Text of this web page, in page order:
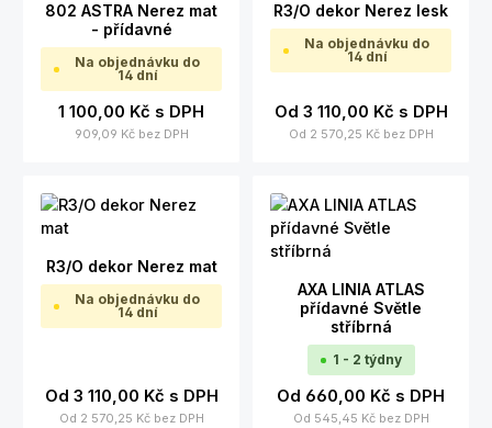
802 ASTRA Nerez mat
- přídavné
Na objednávku do
14 dní
1 100,00 Kč s DPH
909,09 Kč bez DPH
R3/O dekor Nerez lesk
Na objednávku do
14 dní
Od 3 110,00 Kč s DPH
Od 2 570,25 Kč bez DPH
R3/O dekor Nerez mat
Na objednávku do
14 dní
Od 3 110,00 Kč s DPH
Od 2 570,25 Kč bez DPH
AXA LINIA ATLAS
přídavné Světle
stříbrná
1 - 2 týdny
Od 660,00 Kč s DPH
Od 545,45 Kč bez DPH